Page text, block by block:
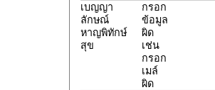
เบญญา
ลักษณ์
หาญพิทักษ์
สุข
กรอก
ข้อมูล
ผิด
เช่น
กรอก
เมล์
ผิด